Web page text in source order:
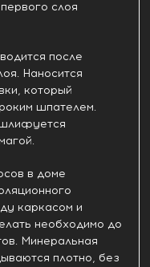
слоя
после
Наносится
который
шпателем.
в доме
каркасом и
необходимо до
Минеральная
плотно, без